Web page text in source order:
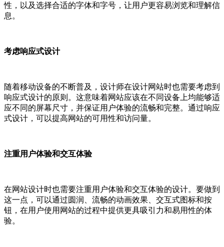
性，以及选择合适的字体和字号，让用户更容易浏览和理解信
息。
考虑响应式设计
随着移动设备的不断普及，设计师在设计网站时也需要考虑到
响应式设计的原则。这意味着网站应该在不同设备上均能够适
应不同的屏幕尺寸，并保证用户体验的流畅和完整。通过响应
式设计，可以提高网站的可用性和访问量。
注重用户体验和交互体验
在网站设计时也需要注重用户体验和交互体验的设计。要做到
这一点，可以通过圆润、流畅的动画效果、交互式图标和按
钮，在用户使用网站的过程中提供更具吸引力和易用性的体
验。